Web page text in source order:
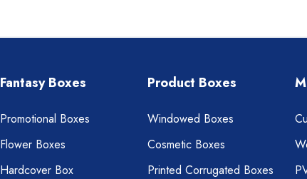
Fantasy Boxes
Promotional Boxes
Flower Boxes
Hardcover Box
Product Boxes
Windowed Boxes
Cosmetic Boxes
Printed Corrugated Boxes